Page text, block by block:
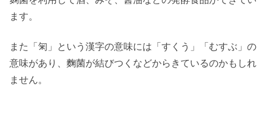
ます。
また「匊」という漢字の意味には「すくう」「むすぶ」の
意味があり、麴菌が結びつくなどからきているのかもしれ
ません。